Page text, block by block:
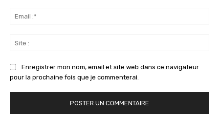
Enregistrer mon nom, email et site web dans ce navigateur
pour la prochaine fois que je commenterai.